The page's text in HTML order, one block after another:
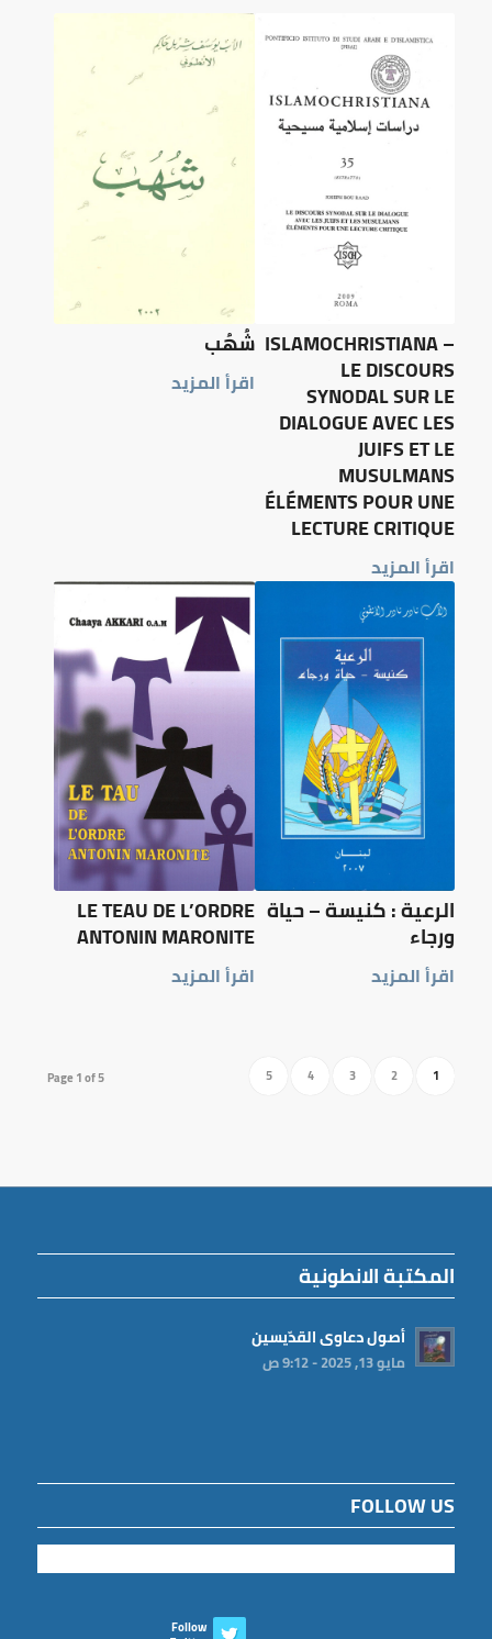
ISLAMOCHRISTIANA –
LE DISCOURS
SYNODAL SUR LE
DIALOGUE AVEC LES
JUIFS ET LE
MUSULMANS
ÉLÉMENTS POUR UNE
LECTURE CRITIQUE
اقرأ المزيد
شُهُب
اقرأ المزيد
الرعية : كنيسة – حياة
ورجاء
اقرأ المزيد
LE TEAU DE L’ORDRE
ANTONIN MARONITE
اقرأ المزيد
Page 1 of 5 1
2
3
4
5
المكتبة الانطونية
أصول دعاوى القدّيسين
مايو 13, 2025 - 9:12 ص
FOLLOW US
Follow